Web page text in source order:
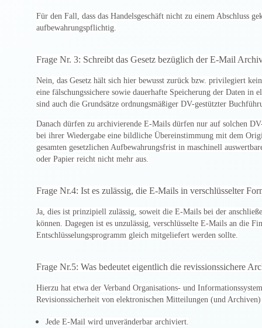
Für den Fall, dass das Handelsgeschäft nicht zu einem Abschluss
aufbewahrungspflichtig.
Frage Nr. 3: Schreibt das Gesetz bezüglich der E-Mail
Nein, das Gesetz hält sich hier bewusst zurück bzw. privilegiert
eine fälschungssichere sowie dauerhafte Speicherung der Daten
sind auch die Grundsätze ordnungsmäßiger DV-gestützter
Danach dürfen zu archivierende E-Mails dürfen nur auf solchen
bei ihrer Wiedergabe eine bildliche Übereinstimmung mit dem
gesamten gesetzlichen Aufbewahrungsfrist in maschinell
oder Papier reicht nicht mehr aus.
Frage Nr.4: Ist es zulässig, die E-Mails in verschlüsselter
Ja, dies ist prinzipiell zulässig, soweit die E-Mails bei der
können. Dagegen ist es unzulässig, verschlüsselte E-Mails an die
Entschlüsselungsprogramm gleich mitgeliefert werden sollte.
Frage Nr.5: Was bedeutet eigentlich die revissionssichere
Hierzu hat etwa der Verband Organisations- und
Revisionssicherheit von elektronischen Mitteilungen (und
Jede E-Mail wird unveränderbar archiviert.